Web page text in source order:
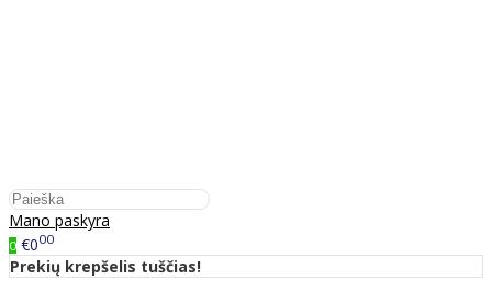
Mano paskyra
0 €000
Prekių krepšelis tuščias!